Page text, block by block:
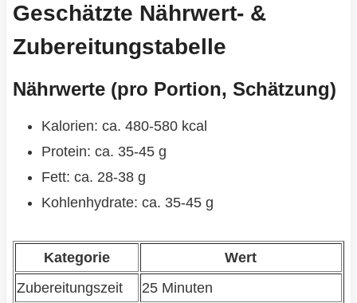
Geschätzte Nährwert- &
Zubereitungstabelle
Nährwerte (pro Portion, Schätzung)
Kalorien: ca. 480-580 kcal
Protein: ca. 35-45 g
Fett: ca. 28-38 g
Kohlenhydrate: ca. 35-45 g
Kategorie
Wert
Zubereitungszeit
25 Minuten